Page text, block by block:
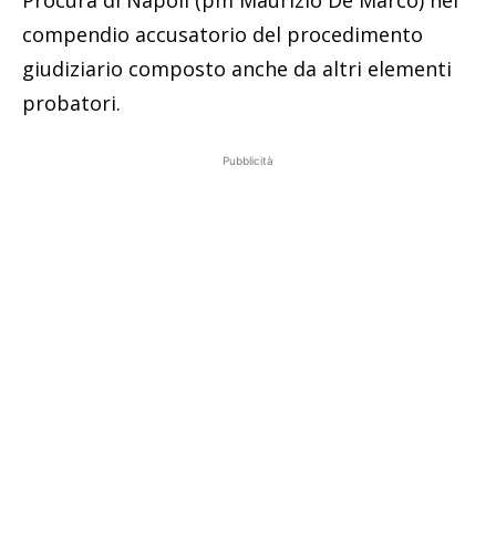
compendio accusatorio del procedimento
giudiziario composto anche da altri elementi
probatori.
Pubblicità